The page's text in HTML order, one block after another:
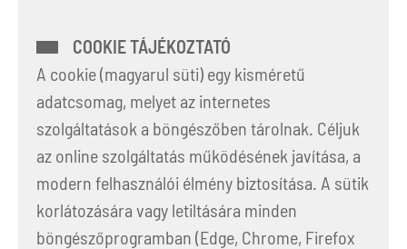
COOKIE TÁJÉKOZTATÓ
A cookie (magyarul süti) egy kisméretű
adatcsomag, melyet az internetes
szolgáltatások a böngészőben tárolnak. Céljuk
az online szolgáltatás működésének javítása, a
modern felhasználói élmény biztosítása. A sütik
korlátozására vagy letiltására minden
böngészőprogramban (Edge, Chrome, Firefox